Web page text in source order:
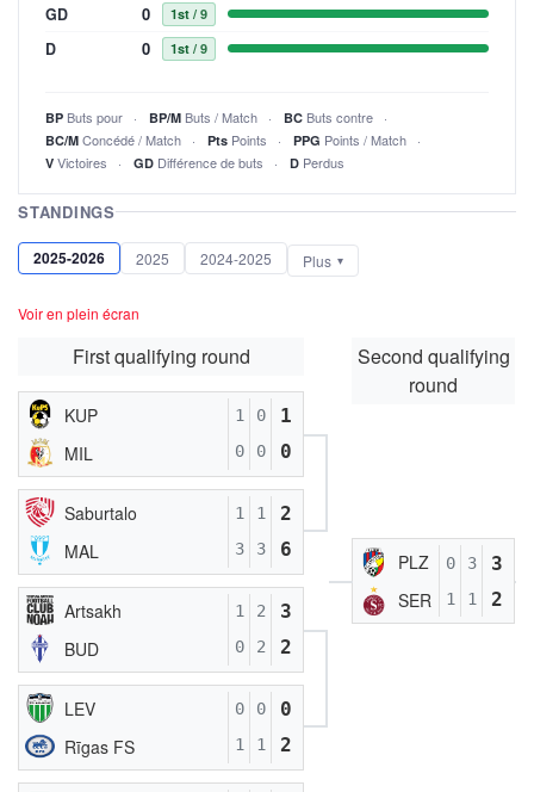
GD 0 1st / 9
D 0 1st / 9
BP Buts pour BP/M Buts / Match BC Buts contre
BC/M Concédé / Match Pts Points PPG Points / Match
V Victoires GD Différence de buts D Perdus
STANDINGS
2025-2026 2025 2024-2025 Plus
Voir en plein écran
First qualifying round
KUP
MIL
1
0
0
0
1
0
Saburtalo
MAL
1
3
1
3
2
6
Artsakh
BUD
1
0
2
2
3
2
LEV
Rīgas FS
0
1
0
1
0
2
Second qualifying
round
PLZ
SER
0
1
3
1
3
2